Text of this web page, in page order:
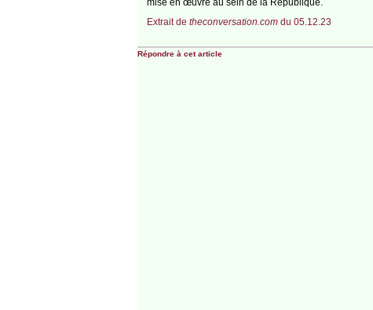
Extrait de theconversation.comdu 05.12.23
Répondre à cet article